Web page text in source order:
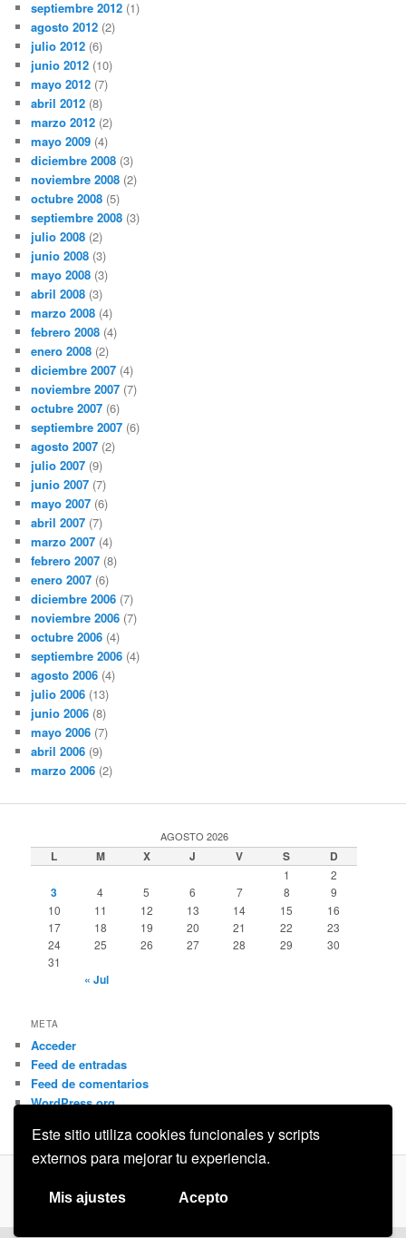
Este sitio utiliza cookies funcionales y scripts
externos para mejorar tu experiencia.
Mis ajustes Acepto
septiembre 2012 (1)
agosto 2012 (2)
julio 2012 (6)
junio 2012 (10)
mayo 2012 (7)
abril 2012 (8)
marzo 2012 (2)
mayo 2009 (4)
diciembre 2008 (3)
noviembre 2008 (2)
octubre 2008 (5)
septiembre 2008 (3)
julio 2008 (2)
junio 2008 (3)
mayo 2008 (3)
abril 2008 (3)
marzo 2008 (4)
febrero 2008 (4)
enero 2008 (2)
diciembre 2007 (4)
noviembre 2007 (7)
octubre 2007 (6)
septiembre 2007 (6)
agosto 2007 (2)
julio 2007 (9)
junio 2007 (7)
mayo 2007 (6)
abril 2007 (7)
marzo 2007 (4)
febrero 2007 (8)
enero 2007 (6)
diciembre 2006 (7)
noviembre 2006 (7)
octubre 2006 (4)
septiembre 2006 (4)
agosto 2006 (4)
julio 2006 (13)
junio 2006 (8)
mayo 2006 (7)
abril 2006 (9)
marzo 2006 (2)
AGOSTO 2026
L M X J V S D
1 2
3 4 5 6 7 8
9
10
11 12 13 14 15
16
17
18 19 20 21 22
23
24
25 26 27 28 29
30
31
« Jul
META
Acceder
Feed de entradas
Feed de comentarios
WordPress.org
Privacidad Funciona gracias a WordPress